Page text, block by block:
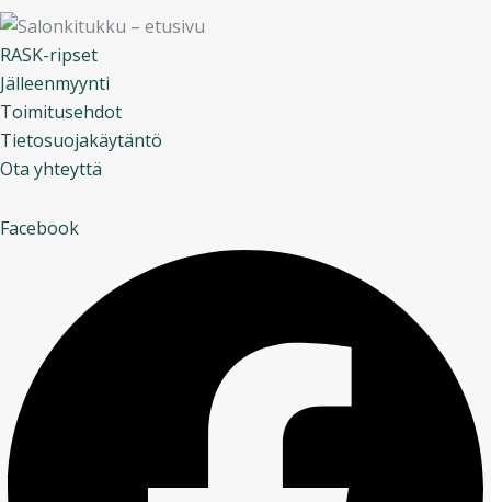
RASK-ripset
Jälleenmyynti
Toimitusehdot
Tietosuojakäytäntö
Ota yhteyttä
Facebook